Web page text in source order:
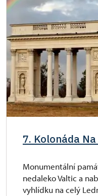
7. Kolonáda
Monumentální
nedaleko Valtic a
vyhlídku na celý